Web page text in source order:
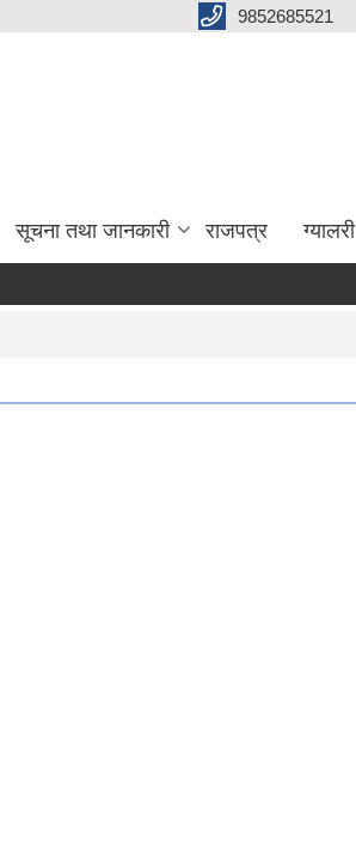
9852685521
सूचना तथा जानकारी राजपत्र ग्यालरी